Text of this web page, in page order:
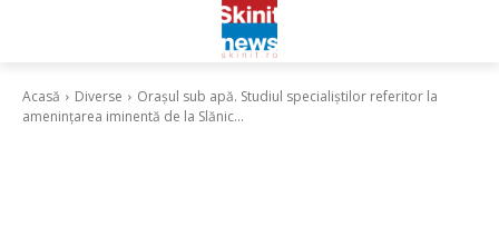
Acasă Diverse
Orașul sub apă. Studiul specialiștilor referitor la
amenințarea iminentă de la Slănic...